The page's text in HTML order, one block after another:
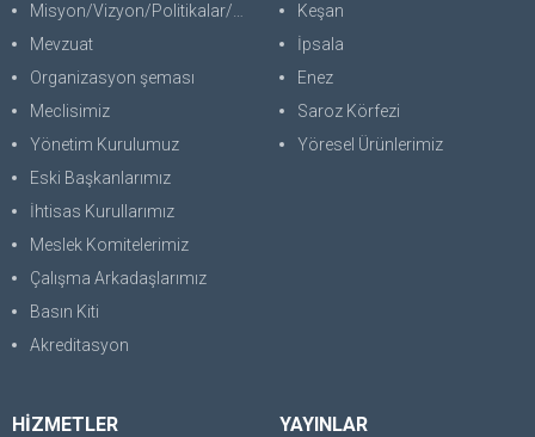
Misyon/Vizyon/Politikalar/SWOT
Mevzuat
Organizasyon şeması
Meclisimiz
Yönetim Kurulumuz
Eski Başkanlarımız
İhtisas Kurullarımız
Meslek Komitelerimiz
Çalışma Arkadaşlarımız
Basın Kiti
Akreditasyon
Keşan
İpsala
Enez
Saroz Körfezi
Yöresel Ürünlerimiz
HİZMETLER YAYINLAR